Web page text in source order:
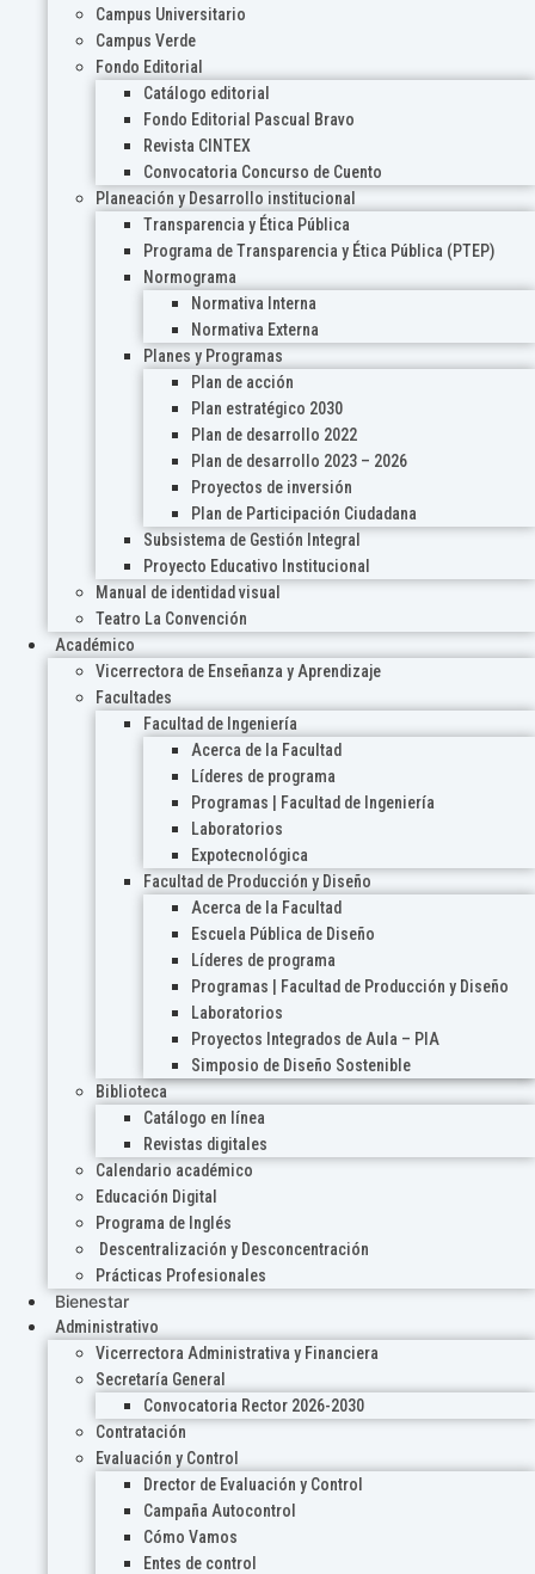
Campus Universitario
Campus Verde
Fondo Editorial
Catálogo editorial
Fondo Editorial Pascual Bravo
Revista CINTEX
Convocatoria Concurso de Cuento
Planeación y Desarrollo institucional
Transparencia y Ética Pública
Programa de Transparencia y Ética Pública (PTEP)
Normograma
Normativa Interna
Normativa Externa
Planes y Programas
Plan de acción
Plan estratégico 2030
Plan de desarrollo 2022
Plan de desarrollo 2023 – 2026
Proyectos de inversión
Plan de Participación Ciudadana
Subsistema de Gestión Integral
Proyecto Educativo Institucional
Manual de identidad visual
Teatro La Convención
Académico
Vicerrectora de Enseñanza y Aprendizaje
Facultades
Facultad de Ingeniería
Acerca de la Facultad
Líderes de programa
Programas | Facultad de Ingeniería
Laboratorios
Expotecnológica
Facultad de Producción y Diseño
Acerca de la Facultad
Escuela Pública de Diseño
Líderes de programa
Programas | Facultad de Producción y Diseño
Laboratorios
Proyectos Integrados de Aula – PIA
Simposio de Diseño Sostenible
Biblioteca
Catálogo en línea
Revistas digitales
Calendario académico
Educación Digital
Programa de Inglés
Descentralización y Desconcentración
Prácticas Profesionales
Bienestar
Administrativo
Vicerrectora Administrativa y Financiera
Secretaría General
Convocatoria Rector 2026-2030
Contratación
Evaluación y Control
Drector de Evaluación y Control
Campaña Autocontrol
Cómo Vamos
Entes de control